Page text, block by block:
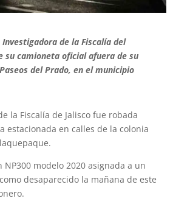
de la Fiscalía del
su camioneta oficial afuera de su
del Prado, en el municipio
la Fiscalía de Jalisco fue robada
estacionada en calles de la colonia
NP300 modelo 2020 asignada a un
desaparecido la mañana de este